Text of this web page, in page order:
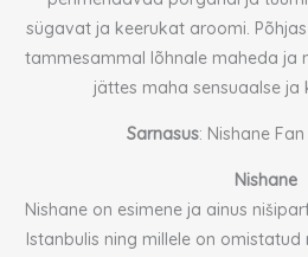
sügavat ja keerukat aroomi.
tammesammal lõhnale maheda ja
jättes maha sensuaalse ja
Sarnasus: Nishane
Nishane
Nishane on esimene ja ainus
Istanbulis ning millele on